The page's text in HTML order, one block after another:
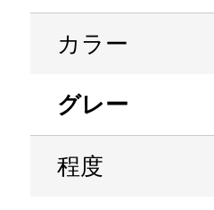
カラー
グレー
程度